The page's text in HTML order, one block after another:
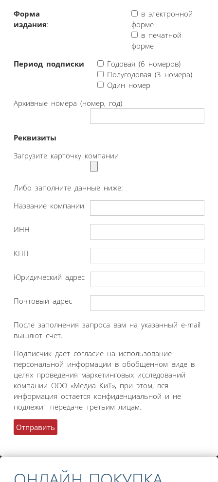
Форма
издания:
в электронной
форме
в печатной
форме
Период подписки
Годовая (6 номеров)
Полугодовая (3 номера)
Один номер
Архивные номера (номер, год)
Реквизиты
Загрузите карточку компании
Либо заполните данные ниже:
Название компании
ИНН
КПП
Юридический адрес
Почтовый адрес
После заполнения запроса вам на указанный e-mail
вышлют счет.
Подписчик дает согласие на использование
персональной информации в обобщенном виде в
целях проведения маркетинговых исследований
компании ООО «Медиа КиТ», при этом, вся
информация остается конфиденциальной и не
подлежит передаче третьим лицам.